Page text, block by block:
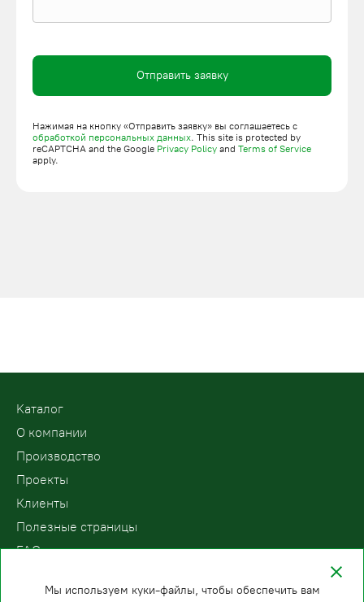
Отправить заявку
Нажимая на кнопку «Отправить заявку» вы соглашаетесь с
обработкой персональных данных. This site is protected by
reCAPTCHA and the Google Privacy Policy and Terms of Service
apply.
Kаталог
О компании
Производство
Проекты
Клиенты
Полезные страницы
FAQ
Мы используем куки-файлы, чтобы обеспечить вам